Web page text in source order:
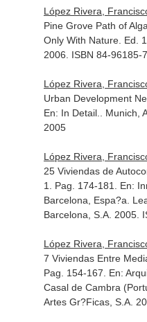
López Rivera,
Pine Grove Path of
Only With Nature. Ed.
2006. ISBN 84-96185-
López Rivera,
Urban Development
En: In Detail.
. Munich,
2005
López Rivera,
25 Viviendas de
1. Pag. 174-181. En:
Barcelona, Espa?a.
Barcelona, S.A. 2005.
López Rivera,
7 Viviendas Entre
Pag. 154-167. En:
Casal de Cambra
Artes Gr?Ficas, S.A.